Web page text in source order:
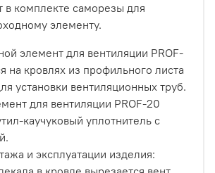
в комплекте саморезы для
элементу.
элемент для вентиляции PROF-
на кровлях из профильного листа
установки вентиляционных труб.
для вентиляции PROF-20
каучуковый уплотнитель с
и эксплуатации изделия: